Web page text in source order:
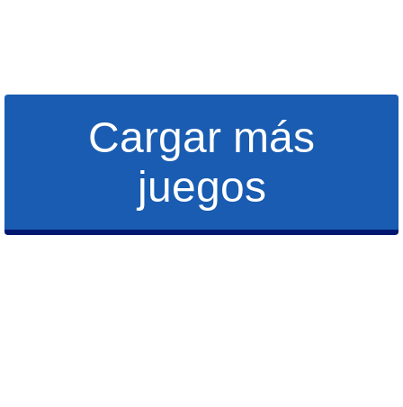
Cargar más
juegos